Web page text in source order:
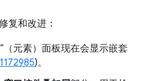
复和改进：
（元素）面板现在会显示嵌套
1172985)。